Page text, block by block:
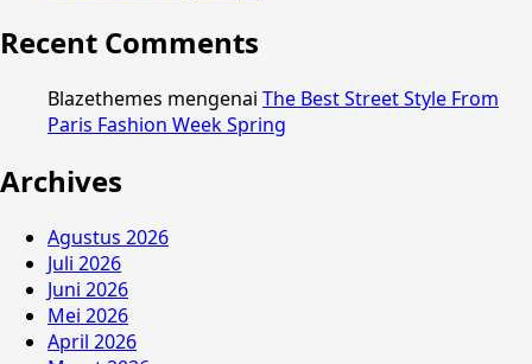
Recent Comments
Blazethemes mengenai The Best Street Style From
Paris Fashion Week Spring
Archives
Agustus 2026
Juli 2026
Juni 2026
Mei 2026
April 2026